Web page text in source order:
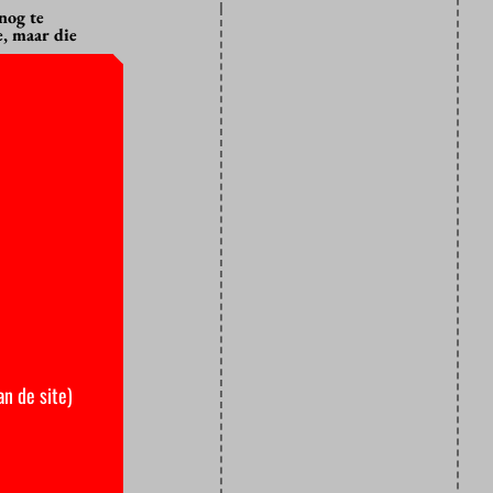
te
maar die
OM
de
die
en
niet
de site)